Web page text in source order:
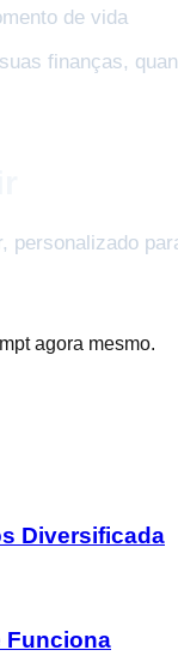
de vida
finanças,
personalizado
agora mesmo.
Diversificada
Funciona